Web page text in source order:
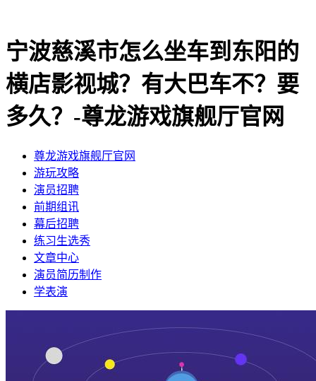
宁波慈溪市怎么坐车到东阳的
横店影视城？有大巴车不？要
多久？-尊龙游戏旗舰厅官网
尊龙游戏旗舰厅官网
​游玩攻略
​演员招聘
​前期组讯
​幕后招聘
​练习生选秀
文章中心
演员简历制作
学表演